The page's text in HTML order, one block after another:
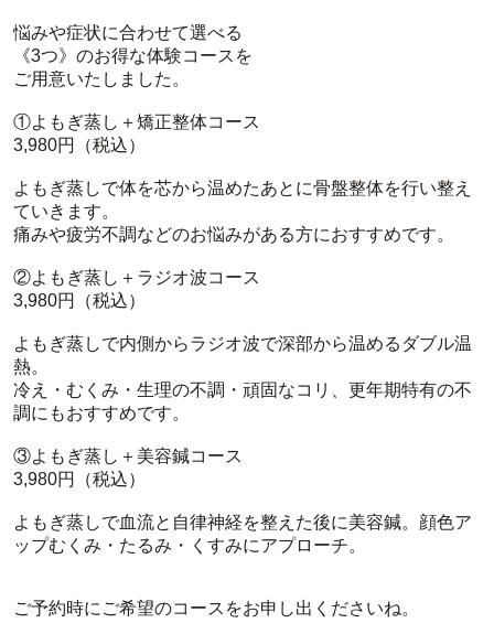
悩みや症状に合わせて選べる
《3つ》のお得な体験コースを
ご用意いたしました。
①よもぎ蒸し＋矯正整体コース
3,980円（税込）
よもぎ蒸しで体を芯から温めたあとに骨盤整体を行い整え
ていきます。
痛みや疲労不調などのお悩みがある方におすすめです。
②よもぎ蒸し＋ラジオ波コース
3,980円（税込）
よもぎ蒸しで内側からラジオ波で深部から温めるダブル温
熱。
冷え・むくみ・生理の不調・頑固なコリ、更年期特有の不
調にもおすすめです。
③よもぎ蒸し＋美容鍼コース
3,980円（税込）
よもぎ蒸しで血流と自律神経を整えた後に美容鍼。顔色ア
ップむくみ・たるみ・くすみにアプローチ。
ご予約時にご希望のコースをお申し出くださいね。